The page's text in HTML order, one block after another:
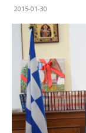
2015-01-30